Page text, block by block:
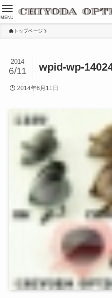
MENU
トップページ
wpid-wp-
2014
6/11
2014年6月11日